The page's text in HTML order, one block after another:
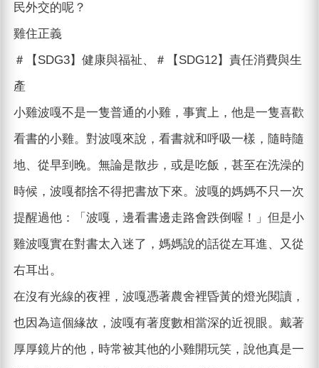
民外交的呢？
雞住正義
＃【SDG3】健康與福祉、＃【SDG12】責任消費與生
產
小雞波嘎不是一隻普通的小雞，事實上，他是一隻喜歡
看書的小雞。對波嘎來說，看書就和呼吸一樣，隨時隨
地、從早到晚。無論是散步，或是吃飯，甚至在洗澡的
時候，波嘎都捨不得把書放下來。波嘎的媽媽不只一次
提醒過他：「波嘎，邊看書邊走路會跌倒喔！」但是小
雞波嘎實在對書太入迷了，媽媽說的話從左耳進、又從
右耳出。
在沒有光線的夜裡，波嘎憑著農舍裡昏黃的燈光閱讀，
也因為這個緣故，波嘎有著度數相當深的近視眼。戴著
厚厚鏡片的他，時常被其他的小雞開玩笑，說他真是一